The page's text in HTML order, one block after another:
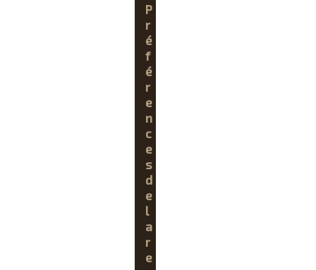
P
r
é
f
é
r
e
n
c
e
s
d
e
l
a
r
e